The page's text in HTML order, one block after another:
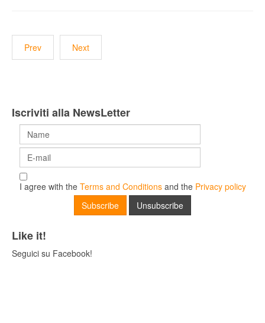
Prev Next
Iscriviti alla NewsLetter
I agree with the Terms and Conditionsand the Privacy policy
Like it!
Seguici su Facebook!